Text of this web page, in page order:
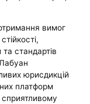
вимог
стандартів
юрисдикцій
платформ